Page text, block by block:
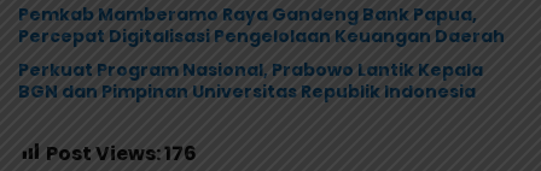
Pemkab Mamberamo Raya Gandeng Bank Papua,
Percepat Digitalisasi Pengelolaan Keuangan Daerah
Perkuat Program Nasional, Prabowo Lantik Kepala
BGN dan Pimpinan Universitas Republik Indonesia
Post Views:176